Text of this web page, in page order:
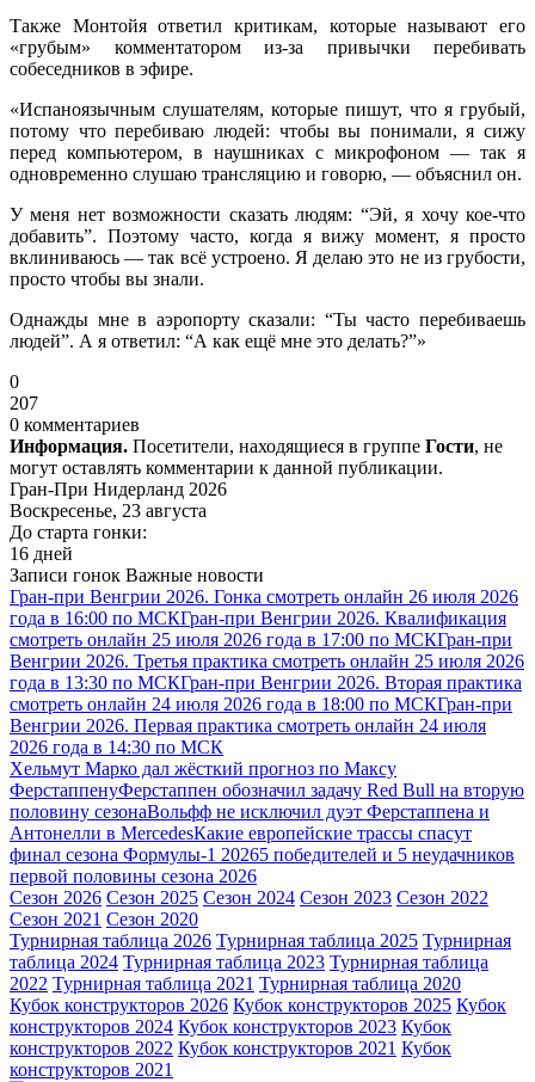
Также Монтойя ответил критикам, которые называют его
«грубым» комментатором из-за привычки перебивать
собеседников в эфире.
«Испаноязычным слушателям, которые пишут, что я грубый,
потому что перебиваю людей: чтобы вы понимали, я сижу
перед компьютером, в наушниках с микрофоном — так я
одновременно слушаю трансляцию и говорю, — объяснил он.
У меня нет возможности сказать людям: “Эй, я хочу кое-что
добавить”. Поэтому часто, когда я вижу момент, я просто
вклиниваюсь — так всё устроено. Я делаю это не из грубости,
просто чтобы вы знали.
Однажды мне в аэропорту сказали: “Ты часто перебиваешь
людей”. А я ответил: “А как ещё мне это делать?”»
0
207
0 комментариев
Информация. Посетители, находящиеся в группе Гости, не
могут оставлять комментарии к данной публикации.
Гран-При Нидерланд 2026
Воскресенье, 23 августа
До старта гонки:
16 дней
Записи гонок Важные новости
Гран-при Венгрии 2026. Гонка смотреть онлайн 26 июля 2026
года в 16:00 по МСКГран-при Венгрии 2026. Квалификация
смотреть онлайн 25 июля 2026 года в 17:00 по МСКГран-при
Венгрии 2026. Третья практика смотреть онлайн 25 июля 2026
года в 13:30 по МСКГран-при Венгрии 2026. Вторая практика
смотреть онлайн 24 июля 2026 года в 18:00 по МСКГран-при
Венгрии 2026. Первая практика смотреть онлайн 24 июля
2026 года в 14:30 по МСК
Хельмут Марко дал жёсткий прогноз по Максу
ФерстаппенуФерстаппен обозначил задачу Red Bull на вторую
половину сезонаВольфф не исключил дуэт Ферстаппена и
Антонелли в MercedesКакие европейские трассы спасут
финал сезона Формулы-1 20265 победителей и 5 неудачников
первой половины сезона 2026
Сезон 2026 Сезон 2025 Сезон 2024 Сезон 2023 Сезон 2022
Сезон 2021 Сезон 2020
Турнирная таблица 2026 Турнирная таблица 2025 Турнирная
таблица 2024 Турнирная таблица 2023 Турнирная таблица
2022 Турнирная таблица 2021 Турнирная таблица 2020
Кубок конструкторов 2026 Кубок конструкторов 2025 Кубок
конструкторов 2024 Кубок конструкторов 2023 Кубок
конструкторов 2022 Кубок конструкторов 2021 Кубок
конструкторов 2021